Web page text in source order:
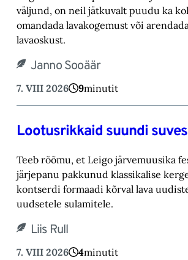
väljund, on neil jätkuvalt puudu ka
omandada lavakogemust või
lavaoskust.‎
Janno Sooäär
7. VIII 2026 9minutit
Lootusrikkaid suundi
Teeb rõõmu, et Leigo järvemuusika
järjepanu pakkunud klassikalise
kontserdi formaadi kõrval lava
uudsetele sulamitele.‎
Liis Rull
7. VIII 2026 4minutit